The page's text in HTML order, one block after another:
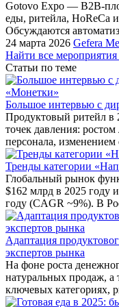
Gotovo Expo — B2B-
еды, ритейла, HoReCa
Обсуждаются
24 марта 2026 Gefera
Найти все
Статьи по теме
Большое интервью с
Продуктовый ритейл в
точек давления:
персонала,
Тренды категории
Глобальный рынок
$162 млрд в 2025 году
году (CAGR ~9%). В
Адаптация
экспертов рынка
На фоне роста
натуральных продаж, а
ключевых категориях,